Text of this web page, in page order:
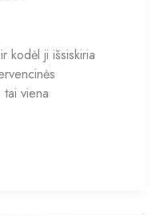
kodėl ji išsiskiria
viena